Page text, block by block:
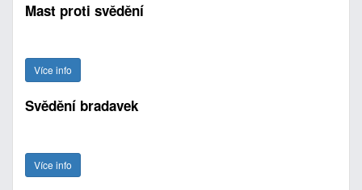
Mast proti svědění
Více info
Svědění bradavek
Více info